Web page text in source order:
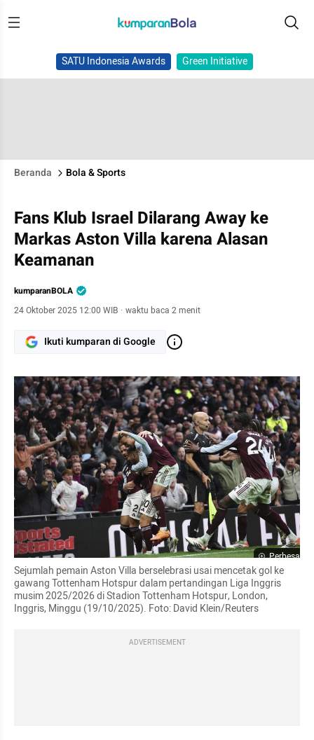
SATU Indonesia Awards Green Initiative
Beranda Bola & Sports
Fans Klub Israel Dilarang Away ke
Markas Aston Villa karena Alasan
Keamanan
kumparanBOLA
24 Oktober 2025 12:00 WIB · waktu baca 2 menit
Ikuti kumparan di Google
Perbesar
Sejumlah pemain Aston Villa berselebrasi usai mencetak gol ke
gawang Tottenham Hotspur dalam pertandingan Liga Inggris
musim 2025/2026 di Stadion Tottenham Hotspur, London,
Inggris, Minggu (19/10/2025). Foto: David Klein/Reuters
ADVERTISEMENT